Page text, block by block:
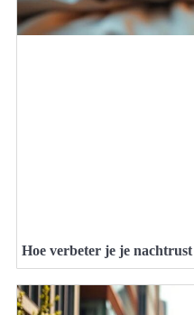
Hoe verbeter je je